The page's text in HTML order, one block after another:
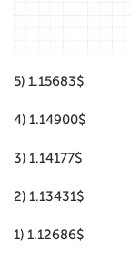
5) 1.15683$
4) 1.14900$
3) 1.14177$
2) 1.13431$
1) 1.12686$